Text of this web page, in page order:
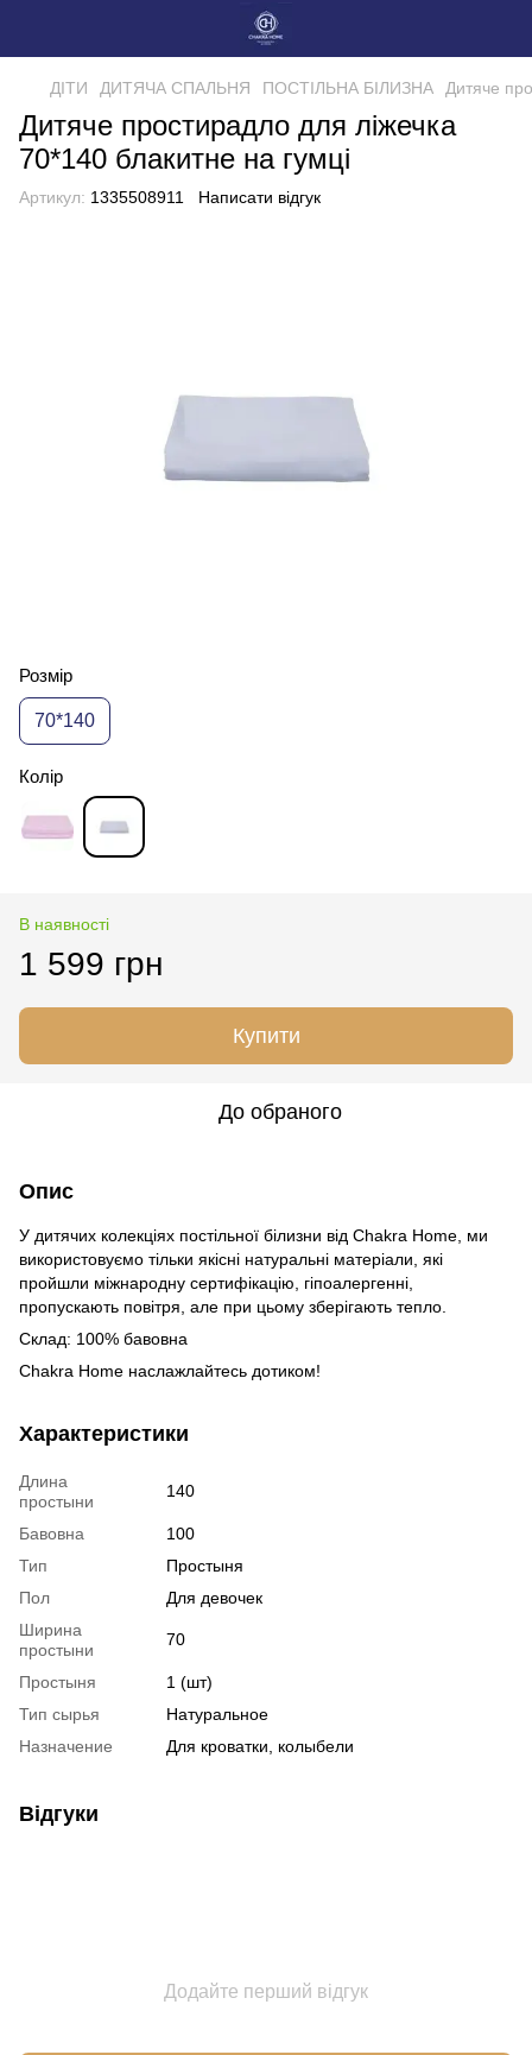
ДІТИ ДИТЯЧА СПАЛЬНЯ ПОСТІЛЬНА БІЛИЗНА Дитяче
Дитяче простирадло для ліжечка
70*140 блакитне на гумці
Артикул: 1335508911 Написати відгук
Розмір
70*140
Колір
В наявності
1 599 грн
Купити
До обраного
Опис
У дитячих колекціях постільної білизни від Сhakra Home, ми
використовуємо тільки якісні натуральні матеріали, які
пройшли міжнародну сертифікацію, гіпоалергенні,
пропускають повітря, але при цьому зберігають тепло.
Склад: 100% бавовна
Сhakra Home наслажлайтесь дотиком!
Характеристики
Длина
простыни
140
Бавовна
100
Тип
Простыня
Пол
Для девочек
Ширина
простыни
70
Простыня
1 (шт)
Тип сырья
Натуральное
Назначение
Для кроватки, колыбели
Відгуки
Додайте перший відгук